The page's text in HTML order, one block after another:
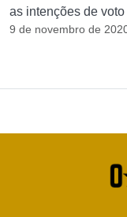
as intenções de voto
9 de novembro de